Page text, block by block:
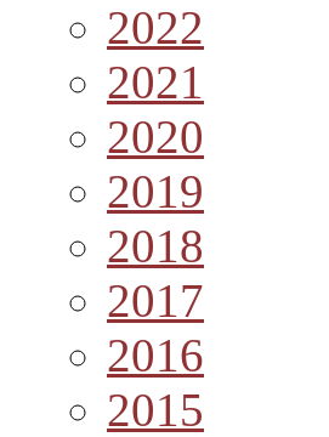
2022
2021
2020
2019
2018
2017
2016
2015